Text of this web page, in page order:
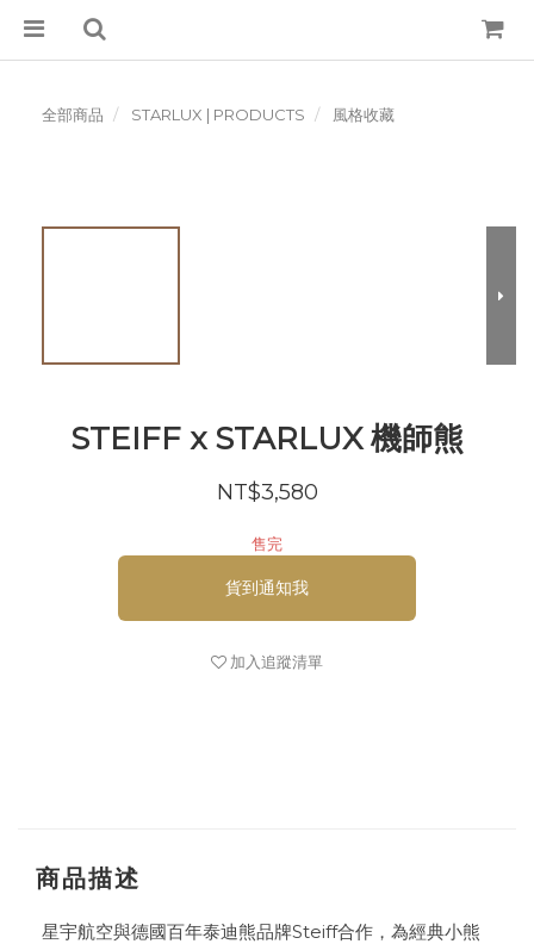
全部商品 STARLUX | PRODUCTS 風格收藏
STEIFF x STARLUX 機師熊
NT$3,580
售完
貨到通知我
加入追蹤清單
商品描述
星宇航空與德國百年泰迪熊品牌Steiff合作，為經典小熊